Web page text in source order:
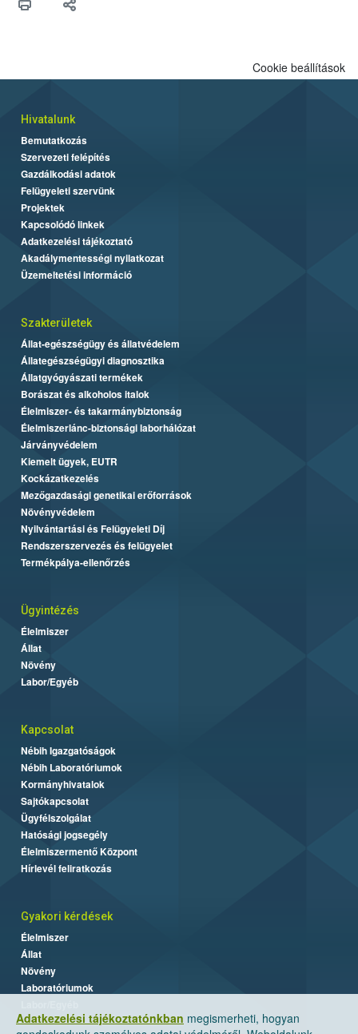
Adatkezelési tájékoztatónkban megismerheti, hogyan
Cookie beállítások
Hivatalunk
Bemutatkozás
Szervezeti felépítés
Gazdálkodási adatok
Felügyeleti szervünk
Projektek
Kapcsolódó linkek
Adatkezelési tájékoztató
Akadálymentességi nyilatkozat
Üzemeltetési információ
Szakterületek
Állat-egészségügy és állatvédelem
Állategészségügyi diagnosztika
Állatgyógyászati termékek
Borászat és alkoholos italok
Élelmiszer- és takarmánybiztonság
Élelmiszerlánc-biztonsági laborhálózat
Járványvédelem
Kiemelt ügyek, EUTR
Kockázatkezelés
Mezőgazdasági genetikai erőforrások
Növényvédelem
Nyilvántartási és Felügyeleti Díj
Rendszerszervezés és felügyelet
Termékpálya-ellenőrzés
Ügyintézés
Élelmiszer
Állat
Növény
Labor/Egyéb
Kapcsolat
Nébih Igazgatóságok
Nébih Laboratóriumok
Kormányhivatalok
Sajtókapcsolat
Ügyfélszolgálat
Hatósági jogsegély
Élelmiszermentő Központ
Hírlevél feliratkozás
Gyakori kérdések
Élelmiszer
Állat
Növény
Laboratóriumok